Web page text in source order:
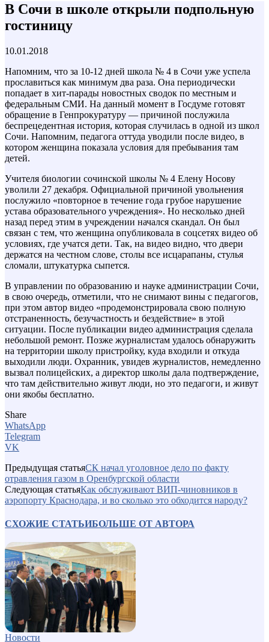
В Сочи в школе открыли подпольную
гостиницу
10.01.2018
Напомним, что за 10-12 дней школа № 4 в Сочи уже успела
прославиться как минимум два раза. Она периодически
попадает в хит-парады новостных сводок по местным и
федеральным СМИ. На данный момент в Госдуме готовят
обращение в Генпрокуратуру — причиной послужила
беспрецедентная история, которая случилась в одной из школ
Сочи. Напомним, педагога оттуда уводили после видео, в
котором женщина показала условия для пребывания там
детей.
Учителя биологии сочинской школы № 4 Елену Носову
уволили 27 декабря. Официальной причиной увольнения
послужило «повторное в течение года грубое нарушение
устава образовательного учреждения». Но несколько дней
назад перед этим в учреждении начался скандал. Он был
связан с тем, что женщина опубликовала в соцсетях видео об
условиях, где учатся дети. Так, на видео видно, что двери
держатся на честном слове, столы все исцарапаны, стулья
сломали, штукатурка сыпется.
В управлении по образованию и науке администрации Сочи,
в свою очередь, отметили, что не снимают вины с педагогов,
при этом автор видео «продемонстрировала свою полную
отстраненность, безучастность и бездействие» в этой
ситуации. После публикации видео администрация сделала
небольшой ремонт. Позже журналистам удалось обнаружить
на территории школу пристройку, куда входили и откуда
выходили люди. Охранник, увидев журналистов, немедленно
вызвал полицейских, а директор школы дала подтверждение,
что там действительно живут люди, но это педагоги, и живут
они якобы бесплатно.
Share
WhatsApp
Telegram
VK
Предыдущая статьяСК начал уголовное дело по факту
отравления газом в Оренбургской области
Следующая статьяКак обслуживают ВИП-чиновников в
аэропорту Краснодара, и во сколько это обходится народу?
СХОЖИЕ СТАТЬИБОЛЬШЕ ОТ АВТОРА
Новости